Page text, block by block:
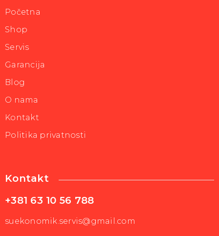
Početna
Shop
Servis
Garancija
Blog
O nama
Kontakt
Politika privatnosti
Kontakt
+381 63 10 56 788
suekonomik.servis@gmail.com